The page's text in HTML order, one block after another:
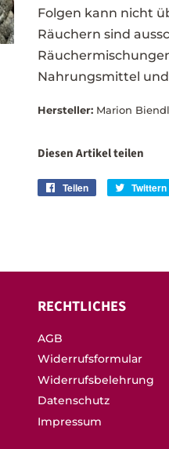
Folgen kann nicht
Räuchern sind
Nahrungsmittel
Hersteller: Marion
Diesen Artikel teilen
Teilen Twittern
RECHTLICHES
AGB
Widerrufsformular
Widerrufsbelehrung
Datenschutz
Impressum